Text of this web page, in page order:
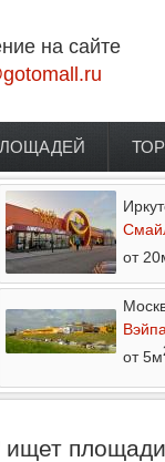
на сайте
от
от 5м